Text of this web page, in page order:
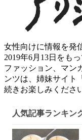
女性向けに情報を発
2019年6月13日をも
ファッション、マン
ンツは、姉妹サイト
続きお楽しみくださ
人気記事ランキン